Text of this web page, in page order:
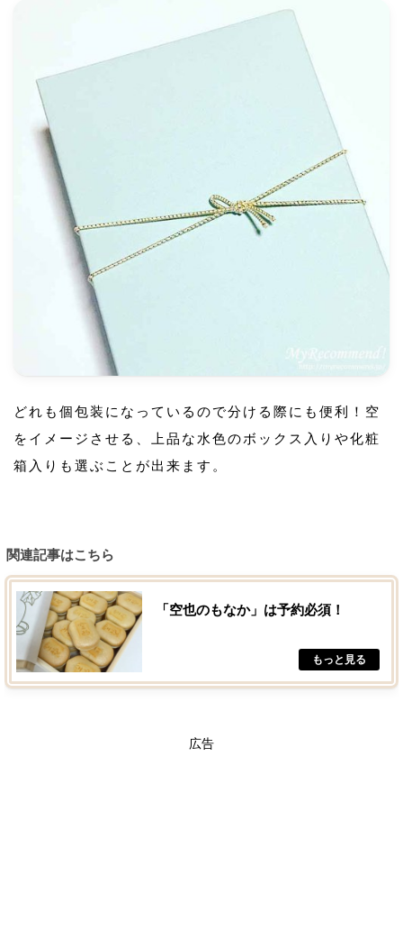
どれも個包装になっているので分ける際にも便利！空
をイメージさせる、上品な水色のボックス入りや化粧
箱入りも選ぶことが出来ます。
関連記事はこちら
「空也のもなか」は予約必須！
広告